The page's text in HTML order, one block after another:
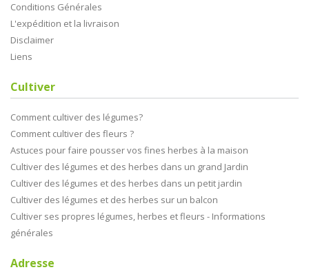
Conditions Générales
L'expédition et la livraison
Disclaimer
Liens
Cultiver
Comment cultiver des légumes?
Comment cultiver des fleurs ?
Astuces pour faire pousser vos fines herbes à la maison
Cultiver des légumes et des herbes dans un grand Jardin
Cultiver des légumes et des herbes dans un petit jardin
Cultiver des légumes et des herbes sur un balcon
Cultiver ses propres légumes, herbes et fleurs - Informations
générales
Adresse